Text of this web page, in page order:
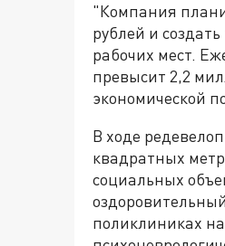
"Компания
рублей и
рабочих мест.
превысит 2,2
экономической
В ходе
квадратных
социальных
поликлиниках